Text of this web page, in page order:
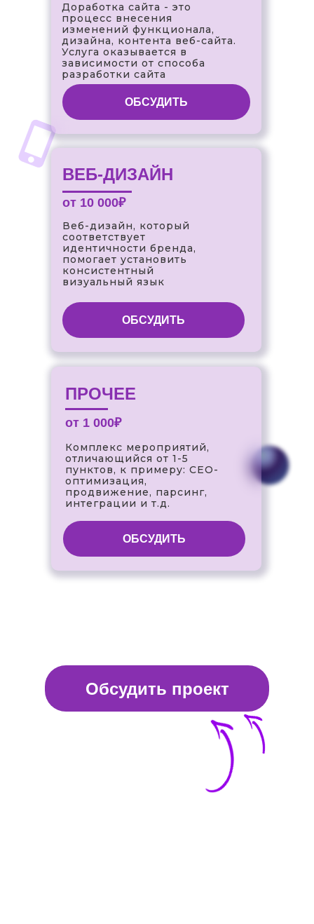
ВЕБ-ДИЗАЙН
ОБСУДИТЬ
Веб-дизайн, который
соответствует
идентичности бренда,
помогает установить
консистентный
визуальный язык
от 10 000₽
ОБСУДИТЬ
Доработка сайта - это
процесс внесения
изменений функционала,
дизайна, контента веб-сайта.
Услуга оказывается в
зависимости от способа
разработки сайта
ПРОЧЕЕ
ОБСУДИТЬ
Комплекс мероприятий,
отличающийся от 1-5
пунктов, к примеру: СЕО-
оптимизация,
продвижение, парсинг,
интеграции и т.д.
от 1 000₽
Обсудить проект